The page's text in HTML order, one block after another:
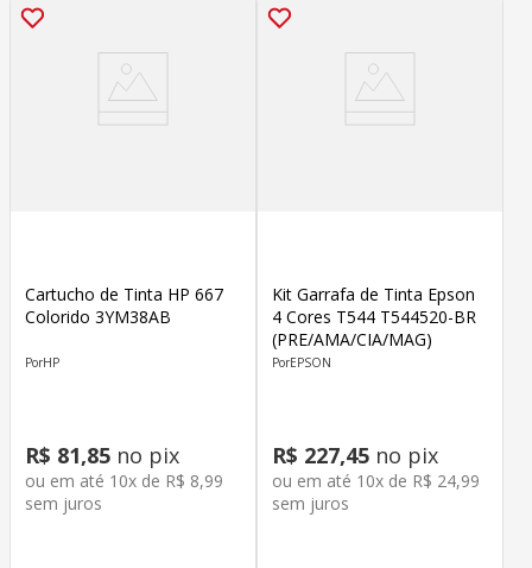
Cartucho de Tinta HP 667
Colorido 3YM38AB
HP
R$ 81,85 no pix
ou em até 10x de R$ 8,99
sem juros
Kit Garrafa de Tinta Epson
4 Cores T544 T544520-BR
(PRE/AMA/CIA/MAG)
EPSON
R$ 227,45 no pix
ou em até 10x de R$ 24,99
sem juros